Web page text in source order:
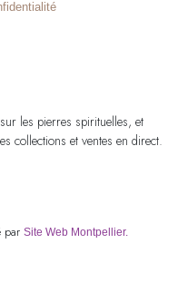
les pierres spirituelles, et
collections et ventes en direct.
par Site Web Montpellier.